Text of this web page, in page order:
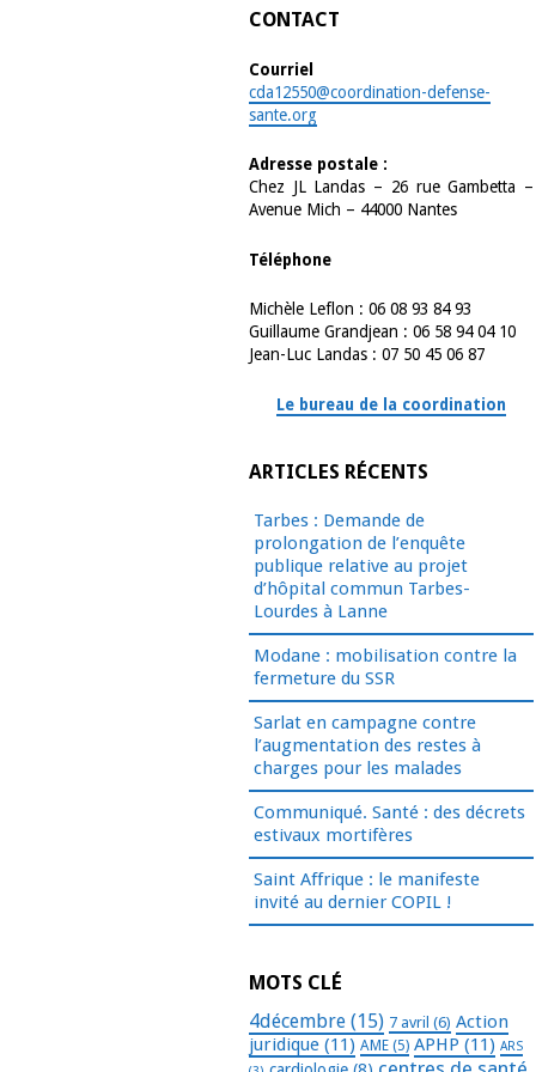
CONTACT
Courriel
cda12550@coordination-defense-
sante.org
Adresse postale :
Chez JL Landas – 26 rue Gambetta –
Avenue Mich – 44000 Nantes
Téléphone
Michèle Leflon : 06 08 93 84 93
Guillaume Grandjean : 06 58 94 04 10
Jean-Luc Landas : 07 50 45 06 87
Le bureau de la coordination
ARTICLES RÉCENTS
Tarbes : Demande de
prolongation de l’enquête
publique relative au projet
d’hôpital commun Tarbes-
Lourdes à Lanne
Modane : mobilisation contre la
fermeture du SSR
Sarlat en campagne contre
l’augmentation des restes à
charges pour les malades
Communiqué. Santé : des décrets
estivaux mortifères
Saint Affrique : le manifeste
invité au dernier COPIL !
MOTS CLÉ
4décembre (15) 7 avril (6) Action
juridique (11) AME (5) APHP (11) ARS